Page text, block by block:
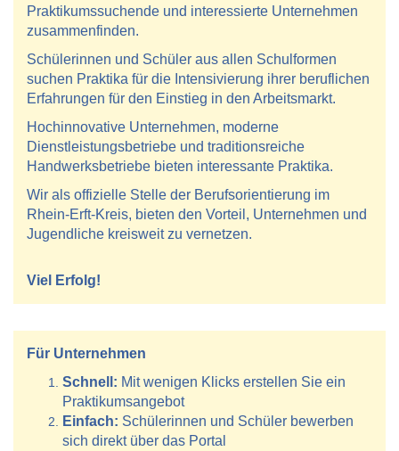
Praktikumssuchende und interessierte Unternehmen
zusammenfinden.
Schülerinnen und Schüler aus allen Schulformen
suchen Praktika für die Intensivierung ihrer beruflichen
Erfahrungen für den Einstieg in den Arbeitsmarkt.
Hochinnovative Unternehmen, moderne
Dienstleistungsbetriebe und traditionsreiche
Handwerksbetriebe bieten interessante Praktika.
Wir als offizielle Stelle der Berufsorientierung im
Rhein-Erft-Kreis, bieten den Vorteil, Unternehmen und
Jugendliche kreisweit zu vernetzen.
Viel Erfolg!
Für Unternehmen
Schnell: Mit wenigen Klicks erstellen Sie ein
Praktikumsangebot
Einfach: Schülerinnen und Schüler bewerben
sich direkt über das Portal